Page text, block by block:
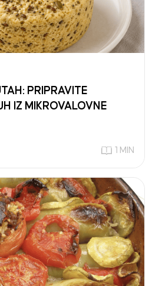
PRIPRAVITE
IZ MIKROVALOVNE
1 MIN